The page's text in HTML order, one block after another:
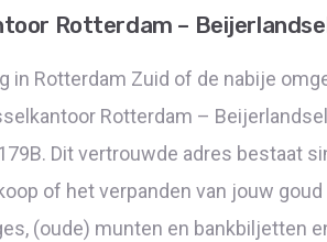
Rotterdam –
in Rotterdam Zuid of de nabije
Rotterdam –
Dit vertrouwde adres bestaat
of het verpanden van jouw
(oude) munten en bankbiljetten